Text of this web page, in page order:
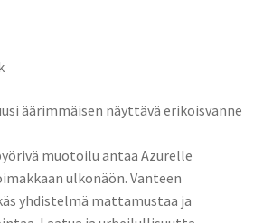
äärimmäisen näyttävä erikoisvanne
muotoilu antaa Azurelle
ulkonäön. Vanteen
yhdistelmä mattamustaa ja